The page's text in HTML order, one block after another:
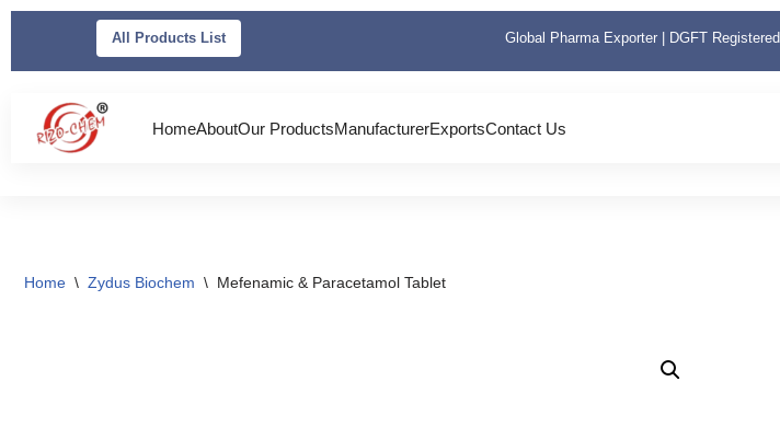
content
All Products List Global Pharma Exporter | DGFT Registered
HomeAboutOur ProductsManufacturerExportsContact Us
Home \ Zydus Biochem \ Mefenamic & Paracetamol Tablet